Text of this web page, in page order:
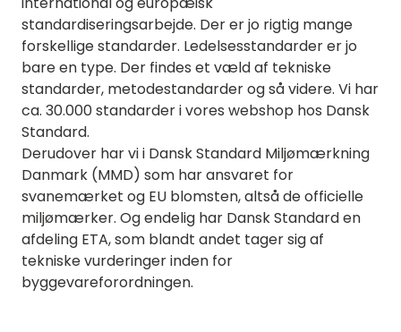
standardiseringsarbejde. Der er jo rigtig mange
forskellige standarder. Ledelsesstandarder er jo
bare en type. Der findes et væld af tekniske
standarder, metodestandarder og så videre. Vi har
ca. 30.000 standarder i vores webshop hos Dansk
Standard.
Derudover har vi i Dansk Standard Miljømærkning
Danmark (MMD) som har ansvaret for
svanemærket og EU blomsten, altså de officielle
miljømærker. Og endelig har Dansk Standard en
afdeling ETA, som blandt andet tager sig af
tekniske vurderinger inden for
byggevareforordningen.